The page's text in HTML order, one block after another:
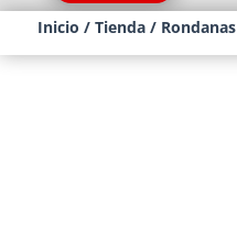
Inicio / Tienda/ Rondanas